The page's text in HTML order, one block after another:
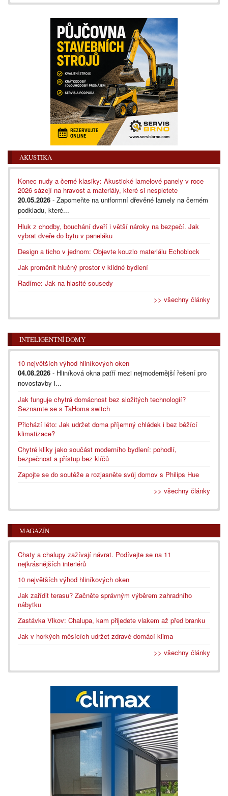
AKUSTIKA
Konec nudy a černé klasiky: Akustické lamelové panely v roce
2026 sázejí na hravost a materiály, které si nespletete
20.05.2026 - Zapomeňte na uniformní dřevěné lamely na černém
podkladu, které...
Hluk z chodby, bouchání dveří i větší nároky na bezpečí. Jak
vybrat dveře do bytu v paneláku
Design a ticho v jednom: Objevte kouzlo materiálu Echoblock
Jak proměnit hlučný prostor v klidné bydlení
Radíme: Jak na hlasité sousedy
>> všechny články
INTELIGENTNÍ DOMY
10 největších výhod hliníkových oken
04.08.2026 - Hliníková okna patří mezi nejmodernější řešení pro
novostavby i...
Jak funguje chytrá domácnost bez složitých technologií?
Seznamte se s TaHoma switch
Přichází léto: Jak udržet doma příjemný chládek i bez běžící
klimatizace?
Chytré kliky jako součást moderního bydlení: pohodlí,
bezpečnost a přístup bez klíčů
Zapojte se do soutěže a rozjasněte svůj domov s Philips Hue
>> všechny články
MAGAZÍN
Chaty a chalupy zažívají návrat. Podívejte se na 11
nejkrásnějších interiérů
10 největších výhod hliníkových oken
Jak zařídit terasu? Začněte správným výběrem zahradního
nábytku
Zastávka Vlkov: Chalupa, kam přijedete vlakem až před branku
Jak v horkých měsících udržet zdravé domácí klima
>> všechny články